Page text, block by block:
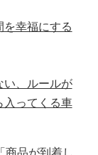
幸福にする
い、ルールが
ってくる車